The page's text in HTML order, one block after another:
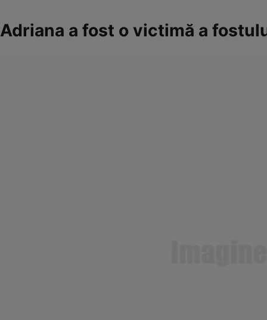
Adriana a fost o victimă a